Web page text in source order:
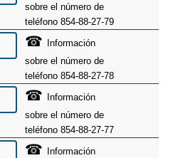
sobre el número de
teléfono 854-88-27-79
☎
Información
sobre el número de
teléfono 854-88-27-78
☎
Información
sobre el número de
teléfono 854-88-27-77
☎
Información